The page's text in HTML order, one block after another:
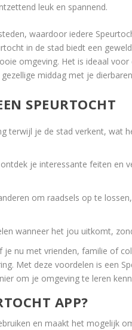
leuk en spannend.
waardoor iedere
in de stad biedt een
omgeving. Het is ideaal voor
middag met je
SPEURTOCHT
terwijl je de stad verkent, wat
je interessante feiten en
om raadsels op te
wanneer het jou uitkomt,
je nu met vrienden, familie of
Met deze voordelen is een
om je omgeving te leren
APP?
en maakt het mogelijk